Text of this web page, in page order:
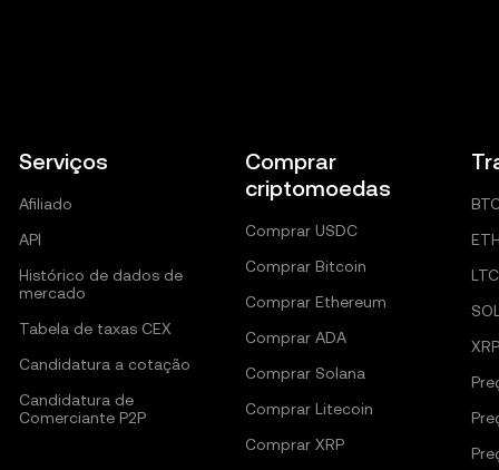
agentes de caução, prestadores de pagamentos,
quaisquer transações de serviços de trading P2P da OKX.
A OKX não será responsável por quaisquer perdas que
Serviços
Afiliado
API
Histórico de dados de
mercado
Tabela de taxas CEX
Candidatura a cotação
Candidatura de
Comerciante P2P
Comprar
criptomoedas
Comprar USDC
Comprar Bitcoin
Comprar Ethereum
Comprar ADA
Comprar Solana
Comprar Litecoin
Comprar XRP